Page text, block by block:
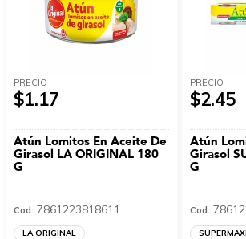
PRECIO
$1.17
Atún Lomitos En Aceite De
Girasol LA ORIGINAL 180
G
Cod: 7861223818611
LA ORIGINAL
PRECIO
$2.45
Atún
Girasol
G
Cod:
SUPERMAXI